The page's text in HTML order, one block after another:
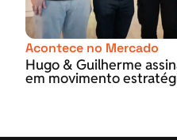
Acontece no Mercado
Hugo & Guilherme
em movimento